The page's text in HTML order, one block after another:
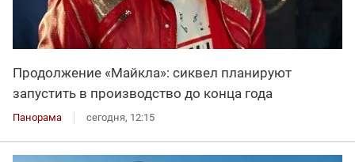
Продолжение «Майкла»: сиквел планируют
запустить в производство до конца года
Панорама сегодня, 12:15